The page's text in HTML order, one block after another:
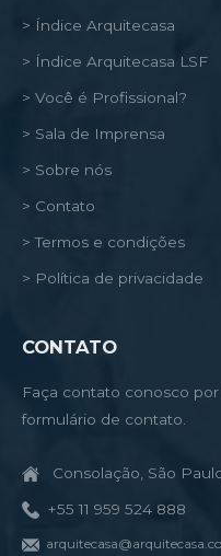
> Índice Arquitecasa
> Índice Arquitecasa LSF
> Você é Profissional?
> Sala de Imprensa
> Sobre nós
> Contato
> Termos e condições
> Política de privacidade
CONTATO
Faça contato conosco
formulário de contato.
Consolação, São
+55 11 959 524 888